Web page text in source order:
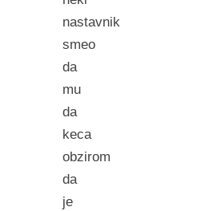
nastavnik
smeo
da
mu
da
keca
obzirom
da
je